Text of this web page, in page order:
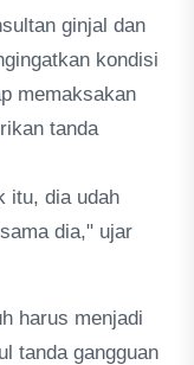
ginjal dan
kondisi
memaksakan
tanda
itu, dia udah
dia," ujar
harus menjadi
tanda gangguan